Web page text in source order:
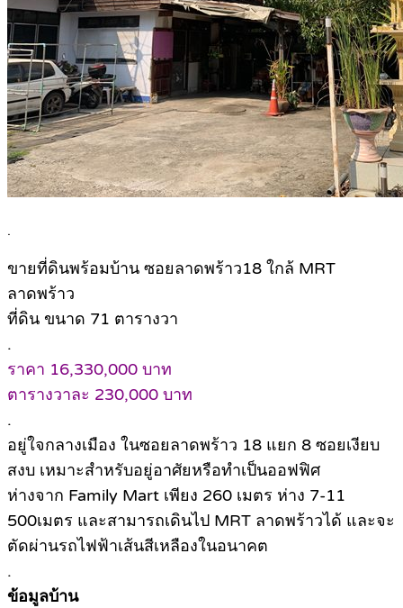
.
ขายที่ดินพร้อมบ้าน ซอยลาดพร้าว18 ใกล้ MRT
ลาดพร้าว
ที่ดิน ขนาด 71 ตารางวา
.
ราคา 16,330,000 บาท
ตารางวาละ 230,000 บาท
.
อยู่ใจกลางเมือง ในซอยลาดพร้าว 18 แยก 8 ซอยเงียบ
สงบ เหมาะสำหรับอยู่อาศัยหรือทำเป็นออฟฟิศ
ห่างจาก Family Mart เพียง 260 เมตร ห่าง 7-11
500เมตร และสามารถเดินไป MRT ลาดพร้าวได้ และจะ
ตัดผ่านรถไฟฟ้าเส้นสีเหลืองในอนาคต
.
ข้อมูลบ้าน